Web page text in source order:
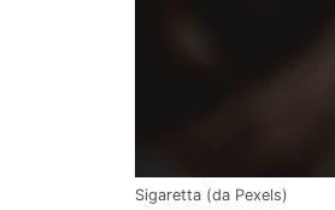
Sigaretta (da Pexels)